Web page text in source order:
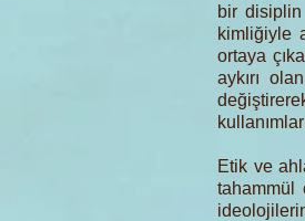
bir
kimliğiyle
ortaya
aykırı
Etik ve
tahammül